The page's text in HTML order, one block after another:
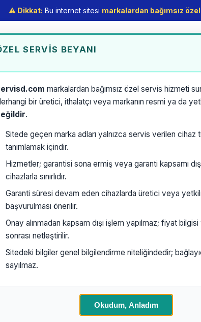
⚠️ Dikkat: Bu internet sitesi markalardan bağımsız
SERVIS BEYANI
markalardan bağımsız özel servis hizmeti
bir üretici, ithalatçı veya markanın resmi ya da
.
Sitede geçen marka adları yalnızca servis verilen cihaz
tanımlamak içindir.
Hizmetler; garantisi sona ermiş veya garanti kapsamı
cihazlarla sınırlıdır.
Garanti süresi devam eden cihazlarda üretici veya
başvurulması önerilir.
Onay alınmadan kapsam dışı işlem yapılmaz; fiyat
sonrası netleştirilir.
Sitedeki bilgiler genel bilgilendirme niteliğindedir;
sayılmaz.
Okudum, Anladım
Özel